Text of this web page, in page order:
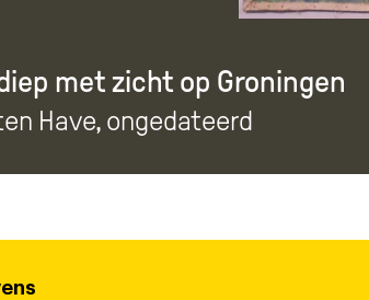
met zicht op Groningen
Have, ongedateerd